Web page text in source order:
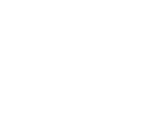
3.申